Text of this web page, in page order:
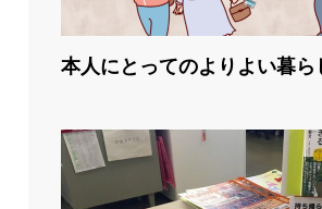
本人にとってのよりよい暮ら